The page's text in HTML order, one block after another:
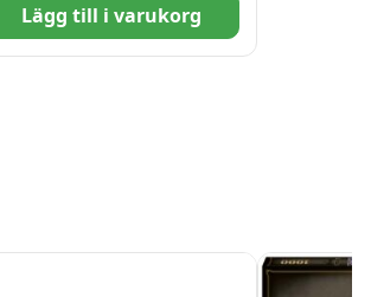
Lägg till i varukorg